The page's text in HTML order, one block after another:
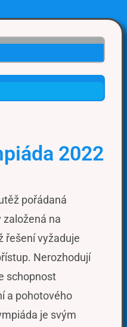
2022
pořádaná
založená na
řešení vyžaduje
Nerozhodují
schopnost
a pohotového
je svým